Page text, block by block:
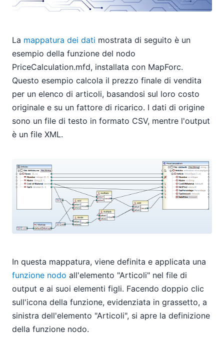
La mappatura dei dati mostrata di seguito è un
esempio della funzione del nodo
PriceCalculation.mfd, installata con MapForc.
Questo esempio calcola il prezzo finale di vendita
per un elenco di articoli, basandosi sul loro costo
originale e su un fattore di ricarico. I dati di origine
sono un file di testo in formato CSV, mentre l'output
è un file XML.
In questa mappatura, viene definita e applicata una
funzione nodo all'elemento "Articoli" nel file di
output e ai suoi elementi figli. Facendo doppio clic
sull'icona della funzione, evidenziata in grassetto, a
sinistra dell'elemento "Articoli", si apre la definizione
della funzione nodo.